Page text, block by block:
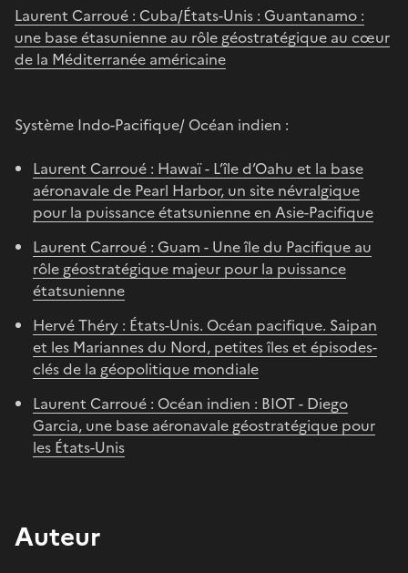
Laurent Carroué : Cuba/États-Unis : Guantanamo :
une base étasunienne au rôle géostratégique au cœur
de la Méditerranée américaine
Système Indo-Pacifique/ Océan indien :
Laurent Carroué : Hawaï - L’île d’Oahu et la base
aéronavale de Pearl Harbor, un site névralgique
pour la puissance étatsunienne en Asie-Pacifique
Laurent Carroué : Guam - Une île du Pacifique au
rôle géostratégique majeur pour la puissance
étatsunienne
Hervé Théry : États-Unis. Océan pacifique. Saipan
et les Mariannes du Nord, petites îles et épisodes-
clés de la géopolitique mondiale
Laurent Carroué : Océan indien : BIOT - Diego
Garcia, une base aéronavale géostratégique pour
les États-Unis
Auteur